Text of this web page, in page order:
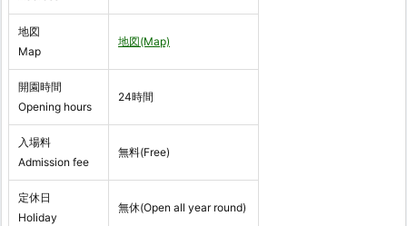
地図
Map
地図(Map)
開園時間
Opening hours
24時間
入場料
Admission fee
無料(Free)
定休日
Holiday
無休(Open all year round)